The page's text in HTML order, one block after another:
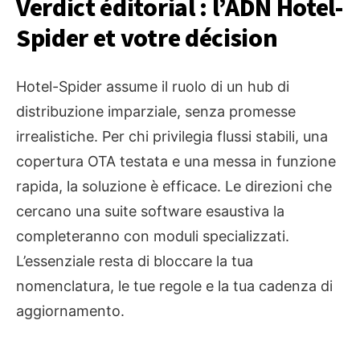
Verdict éditorial : l’ADN Hotel-
Spider et votre décision
Hotel-Spider assume il ruolo di un hub di
distribuzione imparziale, senza promesse
irrealistiche. Per chi privilegia flussi stabili, una
copertura OTA testata e una messa in funzione
rapida, la soluzione è efficace. Le direzioni che
cercano una suite software esaustiva la
completeranno con moduli specializzati.
L’essenziale resta di bloccare la tua
nomenclatura, le tue regole e la tua cadenza di
aggiornamento.